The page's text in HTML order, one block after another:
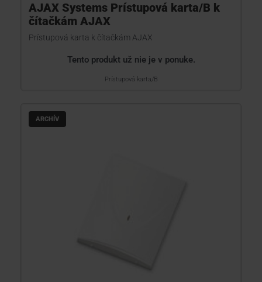
AJAX Systems Prístupová karta/B k
čítačkám AJAX
Prístupová karta k čítačkám AJAX
Tento produkt už nie je v ponuke.
Prístupová karta/B
ARCHÍV